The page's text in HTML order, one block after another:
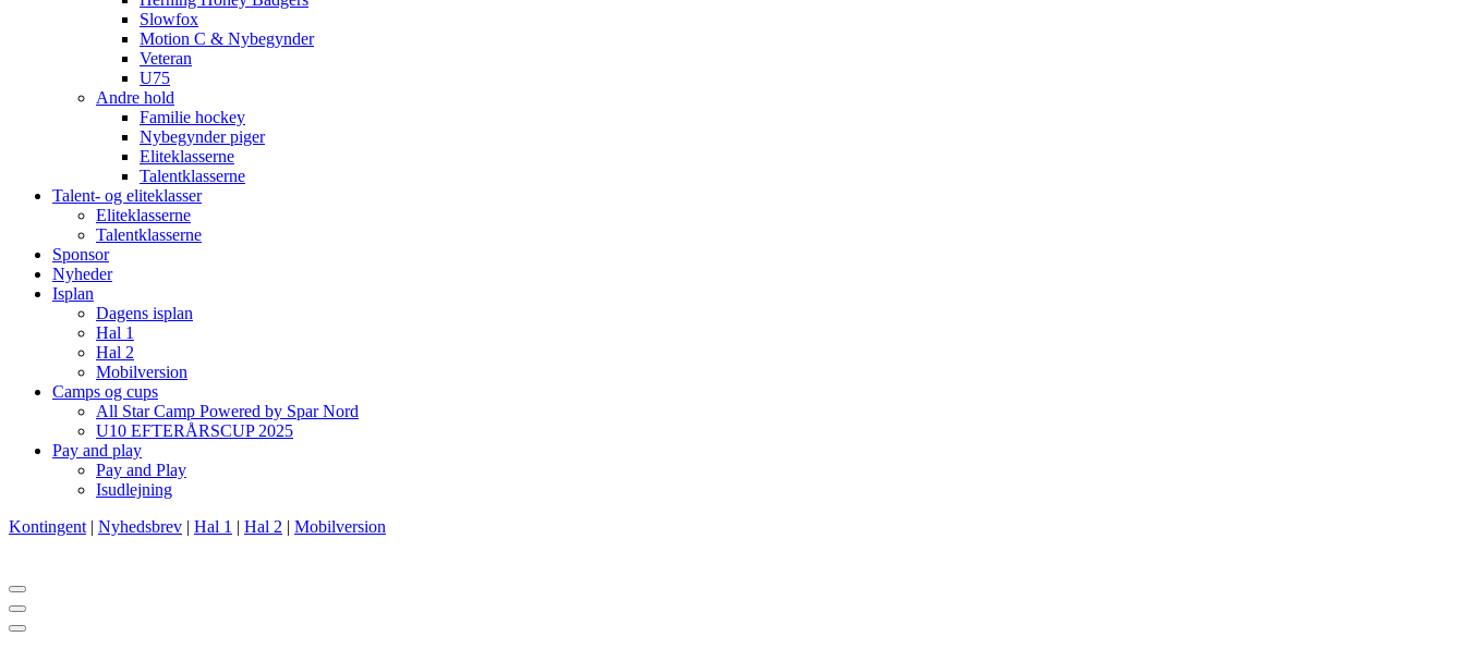
Slowfox
Motion C & Nybegynder
Veteran
U75
Andre hold
Familie hockey
Nybegynder piger
Eliteklasserne
Talentklasserne
Talent- og eliteklasser
Eliteklasserne
Talentklasserne
Sponsor
Nyheder
Isplan
Dagens isplan
Hal 1
Hal 2
Mobilversion
Camps og cups
All Star Camp Powered by Spar Nord
U10 EFTERÅRSCUP 2025
Pay and play
Pay and Play
Isudlejning
Kontingent | Nyhedsbrev | Hal 1 | Hal 2 | Mobilversion
Navigation
menu
Navigation
menu